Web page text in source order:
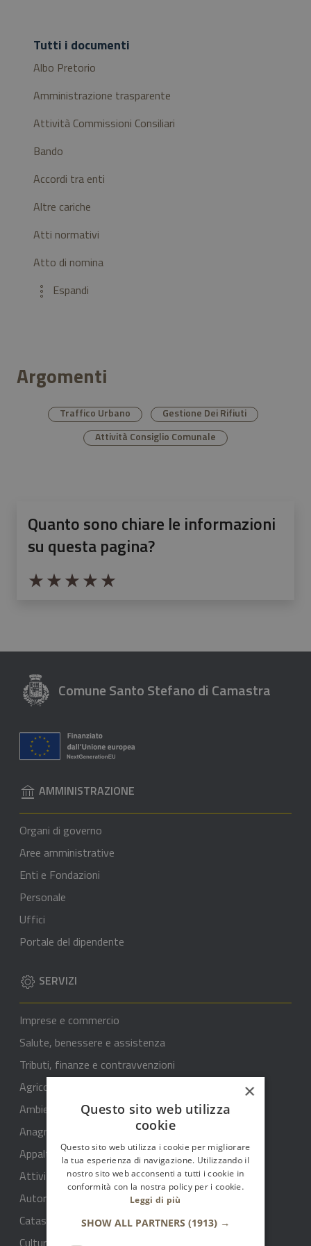
Tutti i documenti
Albo Pretorio
Amministrazione trasparente
Attività Commissioni Consiliari
Bando
Accordi tra enti
Altre cariche
Atti normativi
Atto di nomina
Argomenti
Traffico Urbano
Gestione Dei Rifiuti
Attività Consiglio Comunale
Quanto sono chiare le informazioni
su questa pagina?
Valuta da 1 a 5 stelle la pagina
Comune Santo Stefano di Camastra
AMMINISTRAZIONE
Organi di governo
Aree amministrative
Enti e Fondazioni
Personale
Uffici
Portale del dipendente
SERVIZI
Imprese e commercio
Salute, benessere e assistenza
Tributi, finanze e contravvenzioni
Agricoltura
Ambiente
Anagrafe e stato civile
Appalti pubblici
Attività produttive e commercio
Autorizzazioni
Catasto e urbanistica
Cultura e tempo libero
×
Questo sito web utilizza
cookie
Questo sito web utilizza i cookie per migliorare
la tua esperienza di navigazione. Utilizzando il
nostro sito web acconsenti a tutti i cookie in
conformità con la nostra policy per i cookie.
Leggi di più
SHOW ALL PARTNERS (1913) →